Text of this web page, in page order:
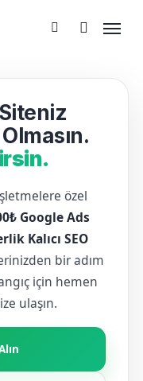
özel
Google Ads
Kalıcı SEO
bir adım
için hemen
ulaşın.